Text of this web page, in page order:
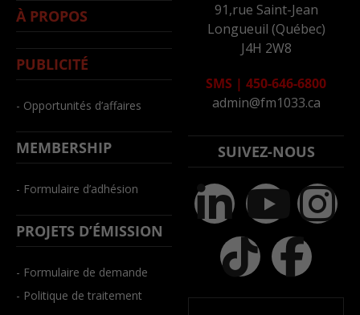
À PROPOS
PUBLICITÉ
- Opportunités d’affaires
MEMBERSHIP
- Formulaire d’adhésion
PROJETS D’ÉMISSION
- Formulaire de demande
- Politique de traitement
91,rue Saint-Jean
Longueuil (Québec)
J4H 2W8
SMS | 450-646-6800
admin@fm1033.ca
SUIVEZ-NOUS